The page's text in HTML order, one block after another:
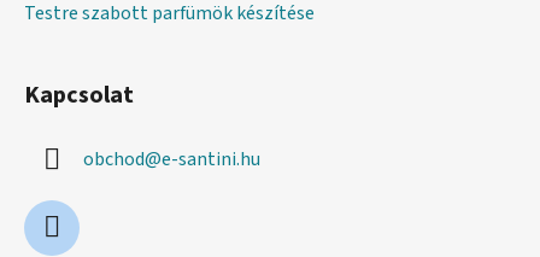
Testre szabott parfümök készítése
Kapcsolat
obchod@e-santini.hu